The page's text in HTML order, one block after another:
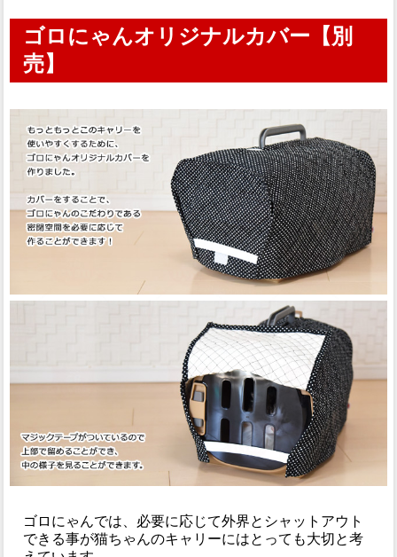
ゴロにゃんオリジナルカバー【別
売】
ゴロにゃんでは、必要に応じて外界とシャットアウト
できる事が猫ちゃんのキャリーにはとっても大切と考